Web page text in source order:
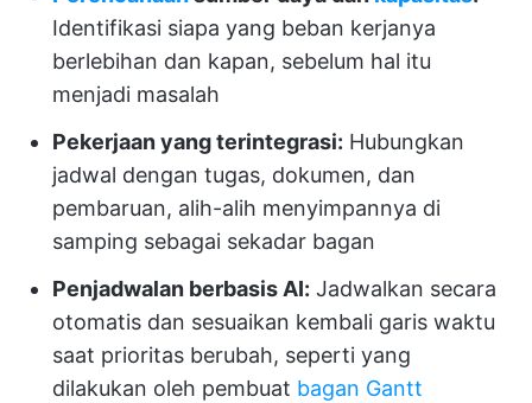
Identifikasi siapa yang beban kerjanya
berlebihan dan kapan, sebelum hal itu
menjadi masalah
Pekerjaan yang terintegrasi: Hubungkan
jadwal dengan tugas, dokumen, dan
pembaruan, alih-alih menyimpannya di
samping sebagai sekadar bagan
Penjadwalan berbasis AI: Jadwalkan secara
otomatis dan sesuaikan kembali garis waktu
saat prioritas berubah, seperti yang
dilakukan oleh pembuat bagan Gantt